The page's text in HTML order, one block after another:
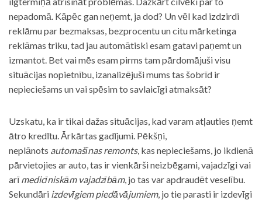
nepadomā. Kāpēc gan neņemt, ja dod? Un vēl kad izdzirdi
reklāmu par bezmaksas, bezprocentu un citu mārketinga
reklāmas triku, tad jau automātiski esam gatavi paņemt un
izmantot. Bet vai mēs esam pirms tam pārdomājuši visu
situācijas nopietnību, izanalizējuši mums tas šobrīd ir
nepieciešams un vai spēsim to savlaicīgi atmaksāt?
Uzskatu, ka ir tikai dažas situācijas, kad varam atļauties ņemt
ātro kredītu. Ārkārtas gadījumi. Pēkšņi,
neplānots automašīnas remonts, kas nepieciešams, jo ikdienā
pārvietojies ar auto, tas ir vienkārši neizbēgami, vajadzīgi vai
arīmedicīniskām vajadzībām, jo tas var apdraudēt veselību.
Sekundāri izdevīgiem piedāvājumiem, jo tie parasti ir izdevīgi